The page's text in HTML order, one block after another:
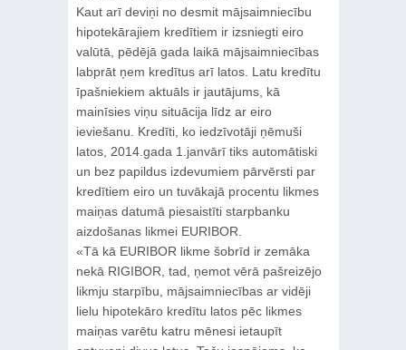
Kaut arī deviņi no desmit mājsaimniecību
hipotekārajiem kredītiem ir izsniegti eiro
valūtā, pēdējā gada laikā mājsaimniecības
labprāt ņem kredītus arī latos. Latu kredītu
īpašniekiem aktuāls ir jautājums, kā
mainīsies viņu situācija līdz ar eiro
ieviešanu. Kredīti, ko iedzīvotāji ņēmuši
latos, 2014.gada 1.janvārī tiks automātiski
un bez papildus izdevumiem pārvērsti par
kredītiem eiro un tuvākajā procentu likmes
maiņas datumā piesaistīti starpbanku
aizdošanas likmei EURIBOR.
«Tā kā EURIBOR likme šobrīd ir zemāka
nekā RIGIBOR, tad, ņemot vērā pašreizējo
likmju starpību, mājsaimniecības ar vidēji
lielu hipotekāro kredītu latos pēc likmes
maiņas varētu katru mēnesi ietaupīt